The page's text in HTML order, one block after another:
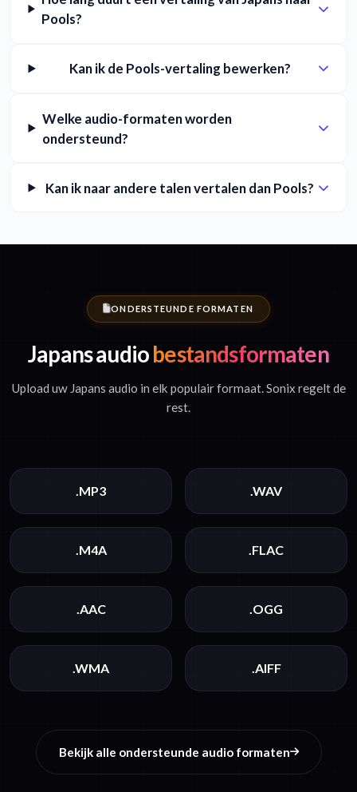
Pools?
Kan ik de Pools-vertaling bewerken?
Welke audio-formaten worden
ondersteund?
Kan ik naar andere talen vertalen dan Pools?
ONDERSTEUNDE FORMATEN
Japans audiobestandsformaten
Upload uw Japans audio in elk populair formaat. Sonix regelt de
rest.
.MP3 .WAV
.M4A .FLAC
.AAC .OGG
.WMA .AIFF
Bekijk alle ondersteunde audio formaten